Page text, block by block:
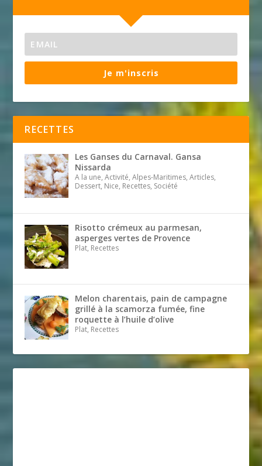
Je m'inscris
RECETTES
Les Ganses du Carnaval. Gansa
Nissarda
A la une, Activité, Alpes-Maritimes, Articles,
Dessert, Nice, Recettes, Société
Risotto crémeux au parmesan,
asperges vertes de Provence
Plat, Recettes
Melon charentais, pain de campagne
grillé à la scamorza fumée, fine
roquette à l’huile d’olive
Plat, Recettes